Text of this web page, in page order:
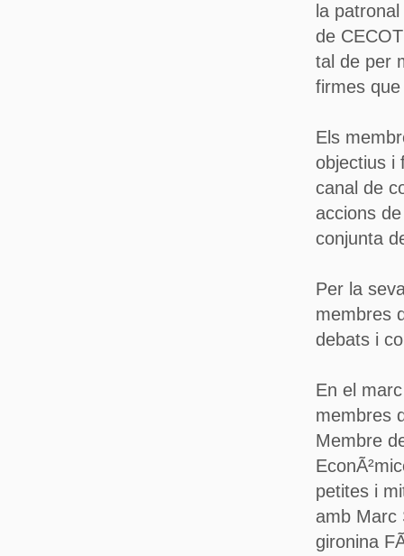
la
de
tal de per
firmes
Els
objectius i
canal de
accions
conjunta
Per la
membres
debats i
En el
membres
Membre
petites i
amb Marc
gironina